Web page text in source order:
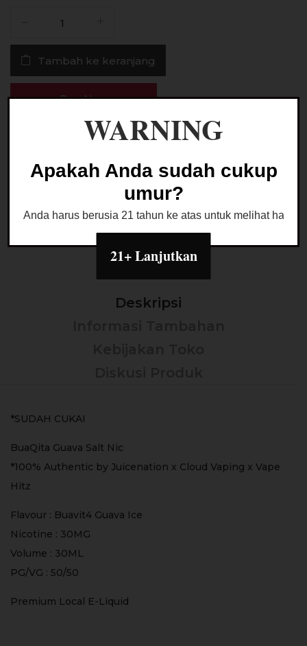
BuaQita
Guava
Saltnic
Tambah ke keranjang
Buy Now
Ask a Question
Kategori:LIQUID SALTNIC
Deskripsi
*SUDAH CUKAI
BuaQita Guava Salt Nic
*100% Authentic by Juicenation x Cloud Vaping x Vape
Hitz
Flavour : Buavit4 Guava Ice
Nicotine : 30MG
Volume : 30ML
PG/VG : 50/50
Premium Local E-Liquid
WARNING
Apakah Anda sudah cukup
umur?
Anda harus berusia 21 tahun ke atas untuk melihat
21+ Lanjutkan